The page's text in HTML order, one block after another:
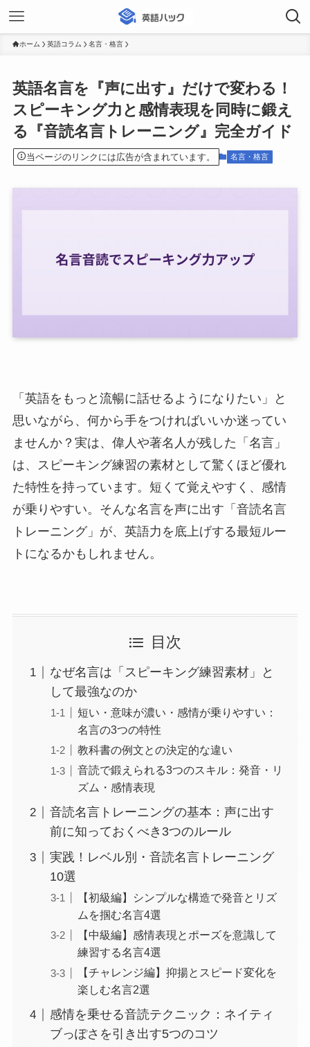
ホーム 英語コラム 名言・格言
英語名言を『声に出す』だけで変わる！
スピーキング力と感情表現を同時に鍛え
る『音読名言トレーニング』完全ガイド
当ページのリンクには広告が含まれています。 名言・格言
「英語をもっと流暢に話せるようになりたい」と
思いながら、何から手をつければいいか迷ってい
ませんか？実は、偉人や著名人が残した「名言」
は、スピーキング練習の素材として驚くほど優れ
た特性を持っています。短くて覚えやすく、感情
が乗りやすい。そんな名言を声に出す「音読名言
トレーニング」が、英語力を底上げする最短ルー
トになるかもしれません。
目次
なぜ名言は「スピーキング練習素材」と
して最強なのか
短い・意味が濃い・感情が乗りやすい：
名言の3つの特性
教科書の例文との決定的な違い
音読で鍛えられる3つのスキル：発音・リ
ズム・感情表現
音読名言トレーニングの基本：声に出す
前に知っておくべき3つのルール
実践！レベル別・音読名言トレーニング
10選
【初級編】シンプルな構造で発音とリズ
ムを掴む名言4選
【中級編】感情表現とポーズを意識して
練習する名言4選
【チャレンジ編】抑揚とスピード変化を
楽しむ名言2選
感情を乗せる音読テクニック：ネイティ
ブっぽさを引き出す5つのコツ